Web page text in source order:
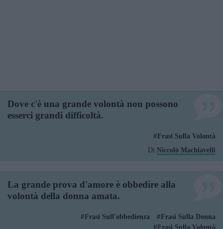
Dove c'è una grande volontà non possono
esserci grandi difficoltà.
Frasi Sulla Volontà
Di Niccolò Machiavelli
La grande prova d'amore è obbedire alla
volontà della donna amata.
Frasi Sull'obbedienza
Frasi Sulla Donna
Frasi Sulla Volontà